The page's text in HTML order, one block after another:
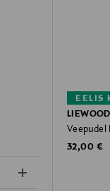
EELIS
LIEWOOD
Veepudel
Original
32,00 €